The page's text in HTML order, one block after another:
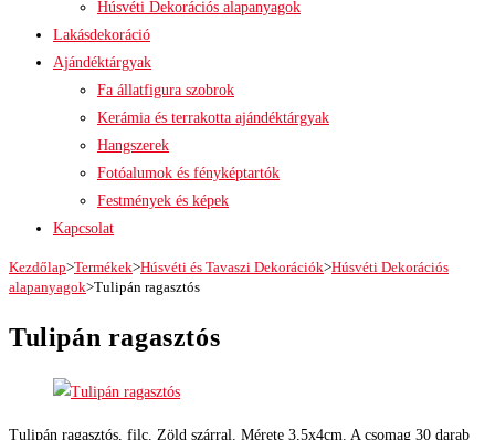
Húsvéti Dekorációs alapanyagok
Lakásdekoráció
Ajándéktárgyak
Fa állatfigura szobrok
Kerámia és terrakotta ajándéktárgyak
Hangszerek
Fotóalumok és fényképtartók
Festmények és képek
Kapcsolat
Kezdőlap>Termékek>Húsvéti és Tavaszi Dekorációk>Húsvéti Dekorációs
alapanyagok>Tulipán ragasztós
Tulipán ragasztós
Tulipán ragasztós, filc. Zöld szárral. Mérete 3,5x4cm. A csomag 30 darab